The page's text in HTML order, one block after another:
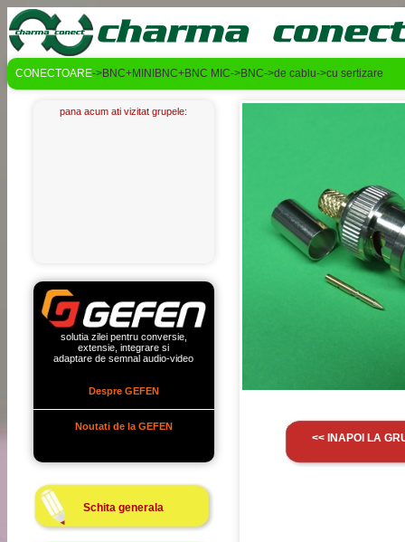
CONECTOARE->BNC+MINIBNC+BNC MIC->BNC->de cablu->cu sertizare
pana acum ati vizitat grupele:
solutia zilei pentru conversie,
extensie, integrare si
adaptare de semnal audio-video
Despre GEFEN
Noutati de la GEFEN
Schita generala
<< INAPOI LA